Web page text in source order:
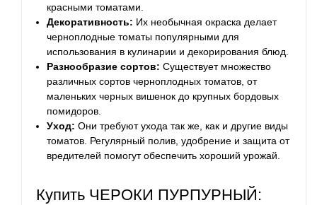
красными томатами.
Декоративность: Их необычная окраска делает
черноплодные томаты популярными для
использования в кулинарии и декорирования блюд.
Разнообразие сортов: Существует множество
различных сортов черноплодных томатов, от
маленьких черных вишенок до крупных бордовых
помидоров.
Уход: Они требуют ухода так же, как и другие виды
томатов. Регулярный полив, удобрение и защита от
вредителей помогут обеспечить хороший урожай.
Купить ЧЕРОКИ ПУРПУРНЫЙ: